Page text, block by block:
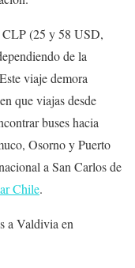
CLP (25 y 58 USD,
de la
viaje demora
que viajas desde
buses hacia
Osorno y Puerto
a San Carlos de
Chile.
a Valdivia en